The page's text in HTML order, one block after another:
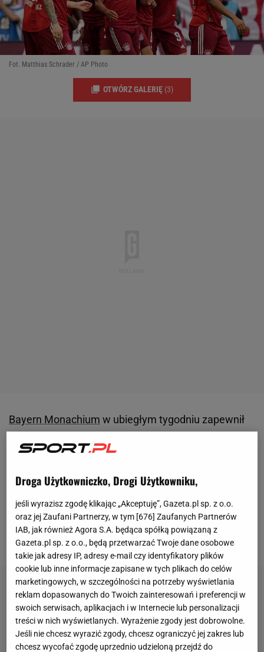
Fot. Matthias Schrader / AP Photo
OTWÓRZ GALERIĘ (3)
Bayern Monachium w ubiegłym tygodniu zapewnił
mogą być już spokojni, że nikt ich nie doścignie, co
to w trakcie sobotniegomeczuz 1. FSV Mainz.
Bayern niespodziewanie uległ drużynie z Moguncji
1:3, a honorowego gola strzelił Robert
Lewandowski.
Droga Użytkowniczko, Drogi Użytkowniku,
jeśli wyrazisz zgodę klikając „Akceptuję”, Gazeta.pl sp. z o.o.
oraz jej Zaufani Partnerzy, w tym [676] Zaufanych Partnerów
IAB, jak również Agora S.A. będąca spółką powiązaną z
Gazeta.pl sp. z o.o., będą przetwarzać Twoje dane osobowe
takie jak adresy IP, adresy e-mail czy identyfikatory plików
cookie lub inne informacje zapisane w tych plikach do celów
marketingowych, w szczególności na potrzeby wyświetlania
reklam dopasowanych do Twoich zainteresowań i preferencji w
swoich serwisach, aplikacjach i w Internecie lub personalizacji
treści w nich wyświetlanych. Wyrażenie zgody jest dobrowolne.
Jeśli nie chcesz wyrazić zgody, chcesz ograniczyć jej zakres lub
chcesz wycofać zgodę uprzednio udzieloną przejdź do